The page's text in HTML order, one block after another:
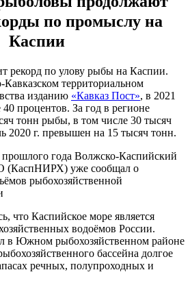
по промыслу на
Каспии
рекорд по улову рыбы на Каспии.
территориальном
изданию «Кавказ Пост», в 2021
40 процентов. За год в регионе
тонн рыбы, в том числе 30 тысяч
2020 г. превышен на 15 тысяч тонн.
года Волжско-Каспийский
уже сообщал о
рыбохозяйственной
что Каспийское море является
водоёмов России.
в Южном рыбохозяйственном районе
бассейна долгое
речных, полупроходных и